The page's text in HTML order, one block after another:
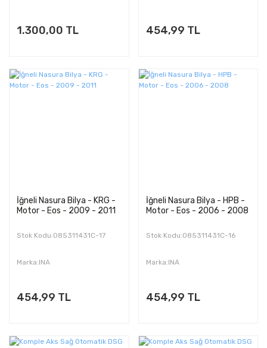
1.300,00 TL 454,99 TL
İğneli Nasura Bilya - KRG -
Motor - Eos - 2009 - 2011
Stok Kodu:085311431C-17
Marka:INA
454,99 TL
İğneli Nasura Bilya - HPB -
Motor - Eos - 2006 - 2008
Stok Kodu:085311431C-16
Marka:INA
454,99 TL